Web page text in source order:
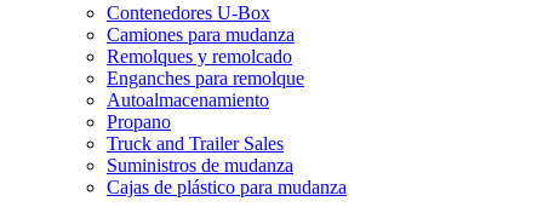
Contenedores U-Box
Camiones para mudanza
Remolques y remolcado
Enganches para remolque
Autoalmacenamiento
Propano
Truck and Trailer Sales
Suministros de mudanza
Cajas de plástico para mudanza